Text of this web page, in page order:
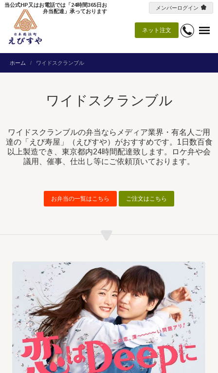
ネット注文
当公式HP又はお電話では「24時間365日お
弁当配達」承っております
メンバーログイン
ホーム ワイドスクランブル
ワイドスクランブル
ワイドスクランブルの弁当ならメディア業界・有名人ご用
達の「えび寿屋」（えびすや）がおすすめです。1日数百食
以上製造でき、東京都内24時間配達致します。ロケ弁や会
議用、催事、仕出し等にご依頼頂いております。
お弁当の一覧はこちら ご注文はこちら